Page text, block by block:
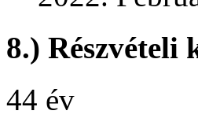
8.) Részvételi
44 év